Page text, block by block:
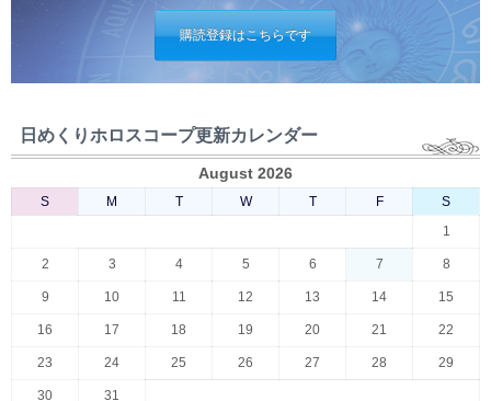
購読登録はこちらです
日めくりホロスコープ更新カレンダー
August 2026
S M T W T F
S
1
2 3 4 5 6 7 8
9 10 11 12 13 14 15
16 17 18 19 20 21 22
23 24 25 26 27 28 29
30
31